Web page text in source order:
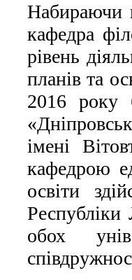
Набираючи
кафедра
рівень
планів та
2016 року
імені
кафедрою
освіти
обох